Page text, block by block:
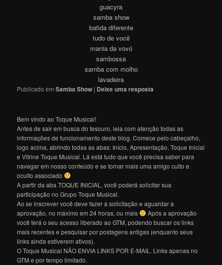
guacyra
samba show
batida diferente
tudo de você
mania da vovó
sambossa
samba com molho
lavadeira
Publicado em Samba Show | Deixe uma resposta
Bem vindo ao Toque Musical!
Antes de sair em busca do tesouro, leia com atenção todas as
informações de funcionamento deste blog. Comece pelo cabeçalho,
logo acima, abrindo todas as abas: Início, Apresentação, Toque Inicial
e Vitrine Toque Musical. Lá está tudo que você precisa saber para
navegar em nosso conteúdo e se tornar mais uma amigo culto e
oculto associado
A partir da aba TOQUE INICIAL, você poderá solicitar sua
participação no Grupo Toque Musical.
Ao se inscrever você deve fazer a solicitação e aguardar a
aprovação, no máximo em 24 horas, ou mais
Após a aprovação
você terá o seu acesso liberado ao GTM, podendo buscar os links
mais recentes e pesquisar por postagens antigas (enquanto seus
links ainda estiverem ativos).
O Toque Musical NÃO ENVIA LINKS POR E-MAIL. Links apenas no
GTM e por tempo limitado.